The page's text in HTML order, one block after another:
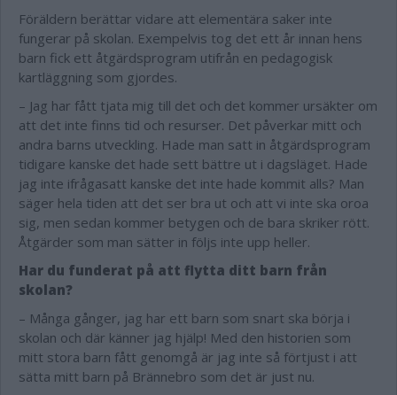
Föräldern berättar vidare att elementära saker inte
fungerar på skolan. Exempelvis tog det ett år innan hens
barn fick ett åtgärdsprogram utifrån en pedagogisk
kartläggning som gjordes.
– Jag har fått tjata mig till det och det kommer ursäkter om
att det inte finns tid och resurser. Det påverkar mitt och
andra barns utveckling. Hade man satt in åtgärdsprogram
tidigare kanske det hade sett bättre ut i dagsläget. Hade
jag inte ifrågasatt kanske det inte hade kommit alls? Man
säger hela tiden att det ser bra ut och att vi inte ska oroa
sig, men sedan kommer betygen och de bara skriker rött.
Åtgärder som man sätter in följs inte upp heller.
Har du funderat på att flytta ditt barn från
skolan?
– Många gånger, jag har ett barn som snart ska börja i
skolan och där känner jag hjälp! Med den historien som
mitt stora barn fått genomgå är jag inte så förtjust i att
sätta mitt barn på Brännebro som det är just nu.